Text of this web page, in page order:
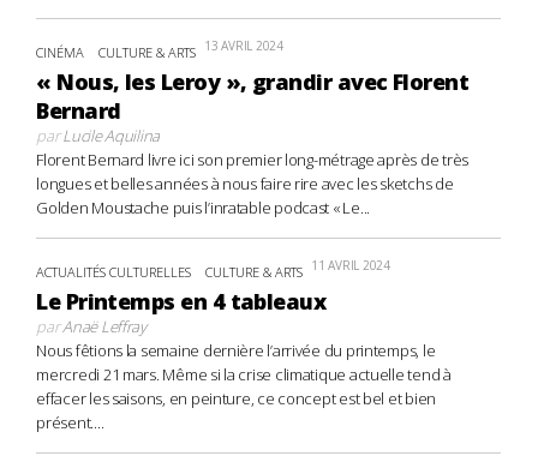
CINÉMA CULTURE & ARTS 13 AVRIL 2024
« Nous, les Leroy », grandir avec Florent
Bernard
parLucile Aquilina
Florent Bernard livre ici son premier long-métrage après de très
longues et belles années à nous faire rire avec les sketchs de
Golden Moustache puis l’inratable podcast « Le...
ACTUALITÉS CULTURELLES CULTURE & ARTS 11 AVRIL 2024
Le Printemps en 4 tableaux
parAnaë Leffray
Nous fêtions la semaine dernière l’arrivée du printemps, le
mercredi 21 mars. Même si la crise climatique actuelle tend à
effacer les saisons, en peinture, ce concept est bel et bien
présent....